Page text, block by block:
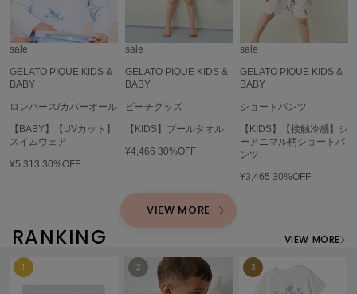
null.
On
Onitsuka Tiger
オニツカ タイガー
オル
sale
GELATO PIQUE KIDS &
BABY
ロンパース/カバーオール
【BABY】【UVカット】
スイムウェア
¥5,313 30%OFF
sale
GELATO PIQUE KIDS &
BABY
ビーチグッズ
【KIDS】プールタオル
¥4,466 30%OFF
sale
GELATO PIQUE KIDS &
BABY
ショートパンツ
【KIDS】【接触冷感】シ
ーアニマル柄ショートパ
ンツ
¥3,46530%OFF
VIEW MORE
RANKING VIEW MORE